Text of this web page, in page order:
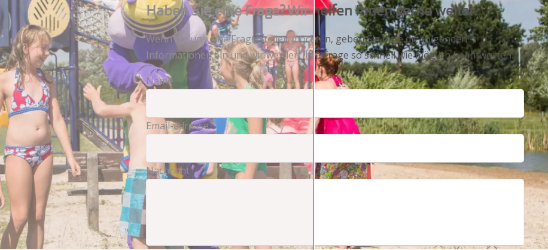
Haben Sie eine Frage? Wir helfen Ihnen gerne weiter.
Wenn Sie uns eine Frage stellen möchten, geben Sie bitte die folgenden
Informationen ein und wir werden Ihre Frage so schnell wie möglich beantworten.
Name
Email-adresse
Nachricht